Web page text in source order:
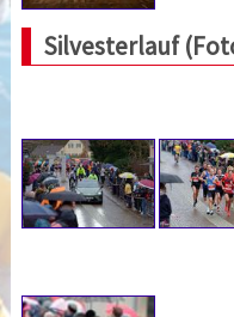
Silvesterlauf